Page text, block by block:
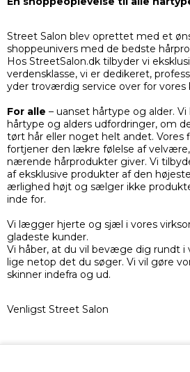
Street Salon blev oprettet med et
shoppeunivers med de bedste
Hos StreetSalon.dk tilbyder vi
verdensklasse, vi er dedikeret,
yder troværdig service over for vores
For alle – uanset hårtype og alder.
hårtype og alders udfordringer, om
tørt hår eller noget helt andet. Vores
fortjener den lækre følelse af
nærende hårprodukter giver. Vi
af eksklusive produkter af den
ærlighed højt og sælger ikke
inde for.
Vi lægger hjerte og sjæl i vores
gladeste kunder.
Vi håber, at du vil bevæge dig rundt i
lige netop det du søger. Vi vil gøre
skinner indefra og ud.
Venligst Street Salon